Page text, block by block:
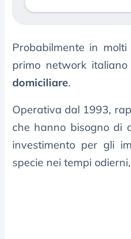
Probabilmente in
primo network
domiciliare.
Operativa dal 1993,
che hanno bisogno di
investimento per gli
specie nei tempi